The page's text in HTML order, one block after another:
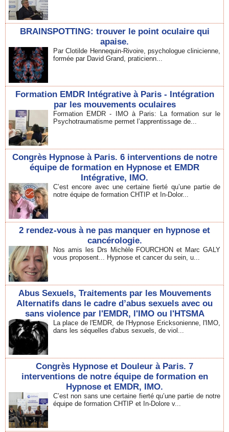
BRAINSPOTTING: trouver le point oculaire qui
apaise.
Par Clotilde Hennequin-Rivoire, psychologue clinicienne,
formée par David Grand, praticienn...
Formation EMDR Intégrative à Paris - Intégration
par les mouvements oculaires
Formation EMDR - IMO à Paris: La formation sur le
Psychotraumatisme permet l’apprentissage de...
Congrès Hypnose à Paris. 6 interventions de notre
équipe de formation en Hypnose et EMDR
Intégrative, IMO.
C’est encore avec une certaine fierté qu’une partie de
notre équipe de formation CHTIP et In-Dolor...
2 rendez-vous à ne pas manquer en hypnose et
cancérologie.
Nos amis les Drs Michèle FOURCHON et Marc GALY
vous proposent... Hypnose et cancer du sein, u...
Abus Sexuels, Traitements par les Mouvements
Alternatifs dans le cadre d’abus sexuels avec ou
sans violence par l'EMDR, l'IMO ou l'HTSMA
La place de l'EMDR, de l'Hypnose Ericksonienne, l'IMO,
dans les séquelles d'abus sexuels, de viol...
Congrès Hypnose et Douleur à Paris. 7
interventions de notre équipe de formation en
Hypnose et EMDR, IMO.
C’est non sans une certaine fierté qu’une partie de notre
équipe de formation CHTIP et In-Dolore v...